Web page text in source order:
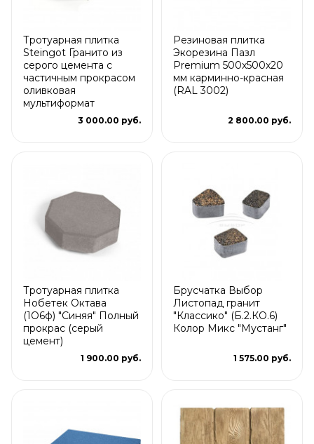
Тротуарная плитка
Steingot Гранито из
серого цемента с
частичным прокрасом
оливковая
мультиформат
3 000.00 руб.
Резиновая плитка
Экорезина Пазл
Premium 500x500x20
мм карминно-красная
(RAL 3002)
2 800.00 руб.
Тротуарная плитка
Нобетек Октава
(1О6ф) "Синяя" Полный
прокрас (серый
цемент)
1 900.00 руб.
Брусчатка Выбор
Листопад гранит
"Классико" (Б.2.КО.6)
Колор Микс "Мустанг"
1 575.00 руб.